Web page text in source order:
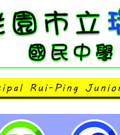
中等學校 千葉